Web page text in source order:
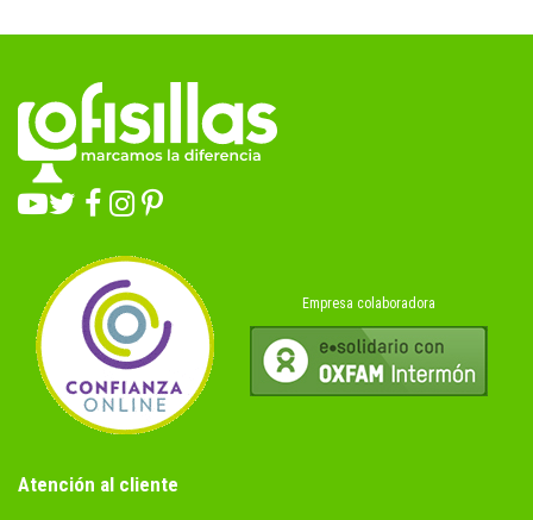
Empresa colaboradora
Atención al cliente